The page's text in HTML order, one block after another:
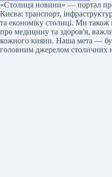
«Столиця новини» — портал
Києва: транспорт,
та економіку столиці. Ми
про медицину та здоров'я,
кожного кияни. Наша мета —
головним джерелом столичних